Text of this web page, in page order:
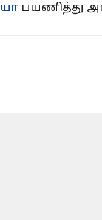
பயணித்து